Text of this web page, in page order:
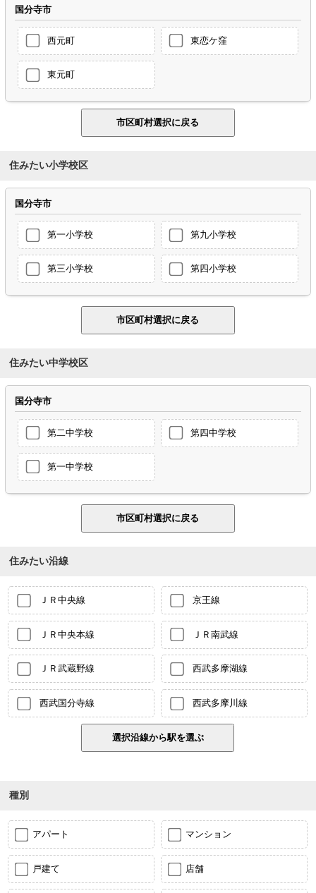
国分寺市
西元町 東恋ケ窪
東元町
住みたい小学校区
国分寺市
第一小学校 第九小学校
第三小学校 第四小学校
住みたい中学校区
国分寺市
第二中学校 第四中学校
第一中学校
住みたい沿線
ＪＲ中央線 京王線
ＪＲ中央本線 ＪＲ南武線
ＪＲ武蔵野線 西武多摩湖線
西武国分寺線 西武多摩川線
種別
アパート マンション
戸建て 店舗